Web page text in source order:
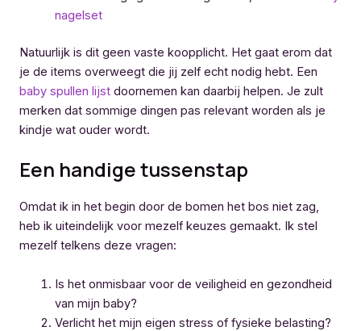
nagelset
Natuurlijk is dit geen vaste koopplicht. Het gaat erom dat
je de items overweegt die jij zelf echt nodig hebt. Een
baby spullen lijst doornemen kan daarbij helpen. Je zult
merken dat sommige dingen pas relevant worden als je
kindje wat ouder wordt.
Een handige tussenstap
Omdat ik in het begin door de bomen het bos niet zag,
heb ik uiteindelijk voor mezelf keuzes gemaakt. Ik stel
mezelf telkens deze vragen:
Is het onmisbaar voor de veiligheid en gezondheid
van mijn baby?
Verlicht het mijn eigen stress of fysieke belasting?